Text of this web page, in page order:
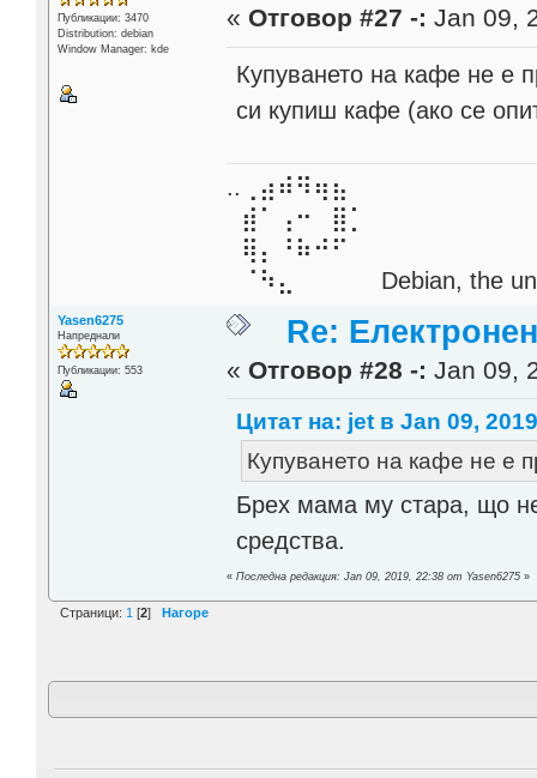
Публикации: 3470
Distribution: debian
Window Manager: kde
« Отговор #27 -: Jan 09,
Купуването на кафе не е
си купиш кафе (ако се
..⢀⣴⠾⠻⢶⣦⠀
⣾⠁⢠⠒⠀⣿⡁
⢿⡄⠘⠷⠚⠋
⠈⠳⣄⠀⠀⠀⠀ Debian, the
Yasen6275
Напреднали
Публикации: 553
Re:
« Отговор #28 -: Jan 09,
Цитат на: jet в Jan 09,
Купуването на кафе не е
Брех мама му стара, що
средства.
«Последна редакция: Jan 09, 2019, 22:38 от Yasen6275 »
Страници: 1 [2] Нагоре